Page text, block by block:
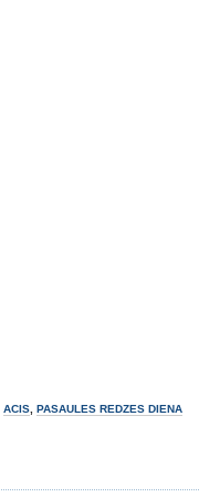
ACIS PASAULES REDZES DIENA